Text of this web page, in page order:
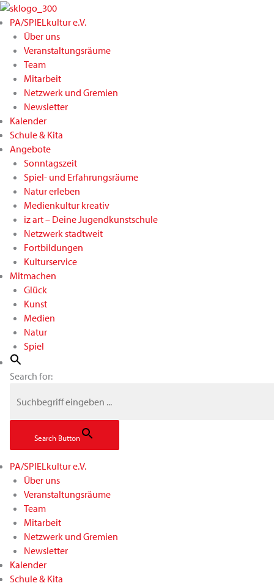
Zum
Inhalt
springen
PA/SPIELkultur e.V.
Über uns
Veranstaltungsräume
Team
Mitarbeit
Netzwerk und Gremien
Newsletter
Kalender
Schule & Kita
Angebote
Sonntagszeit
Spiel- und Erfahrungsräume
Natur erleben
Medienkultur kreativ
iz art – Deine Jugendkunstschule
Netzwerk stadtweit
Fortbildungen
Kulturservice
Mitmachen
Glück
Kunst
Medien
Natur
Spiel
Search for:
Search Button
PA/SPIELkultur e.V.
Über uns
Veranstaltungsräume
Team
Mitarbeit
Netzwerk und Gremien
Newsletter
Kalender
Schule & Kita